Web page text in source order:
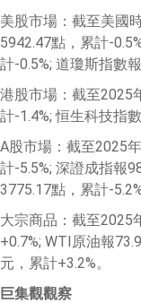
美股市場：截至美國
5942.47點，累計-
計-0.5%; 道瓊斯指數
港股市場：截至2025
計-1.4%; 恒生科技指
A股市場：截至2025
計-5.5%; 深證成指報
3775.17點，累計-5.2%
大宗商品：截至2025
+0.7%; WTI原油報
元，累計+3.2%。
巨集觀觀察